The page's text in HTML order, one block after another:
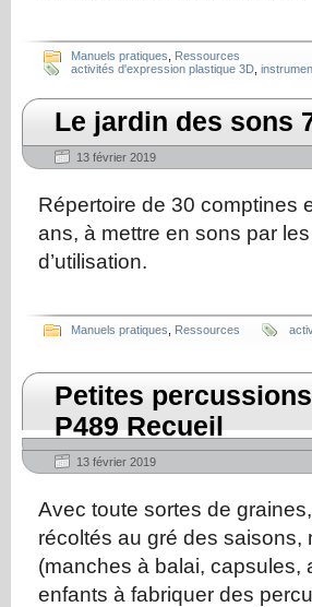
Manuels pratiques
Ressources
activités d'expression plastique 3D
Le jardin des sons
13 février 2019
Répertoire de 30 comptines
ans, à mettre en sons par
d’utilisation.
Manuels pratiques Ressources
Petites
P489 Recueil
13 février 2019
Avec toute sortes de
récoltés au gré des saisons,
(manches à balai,
enfants à fabriquer des